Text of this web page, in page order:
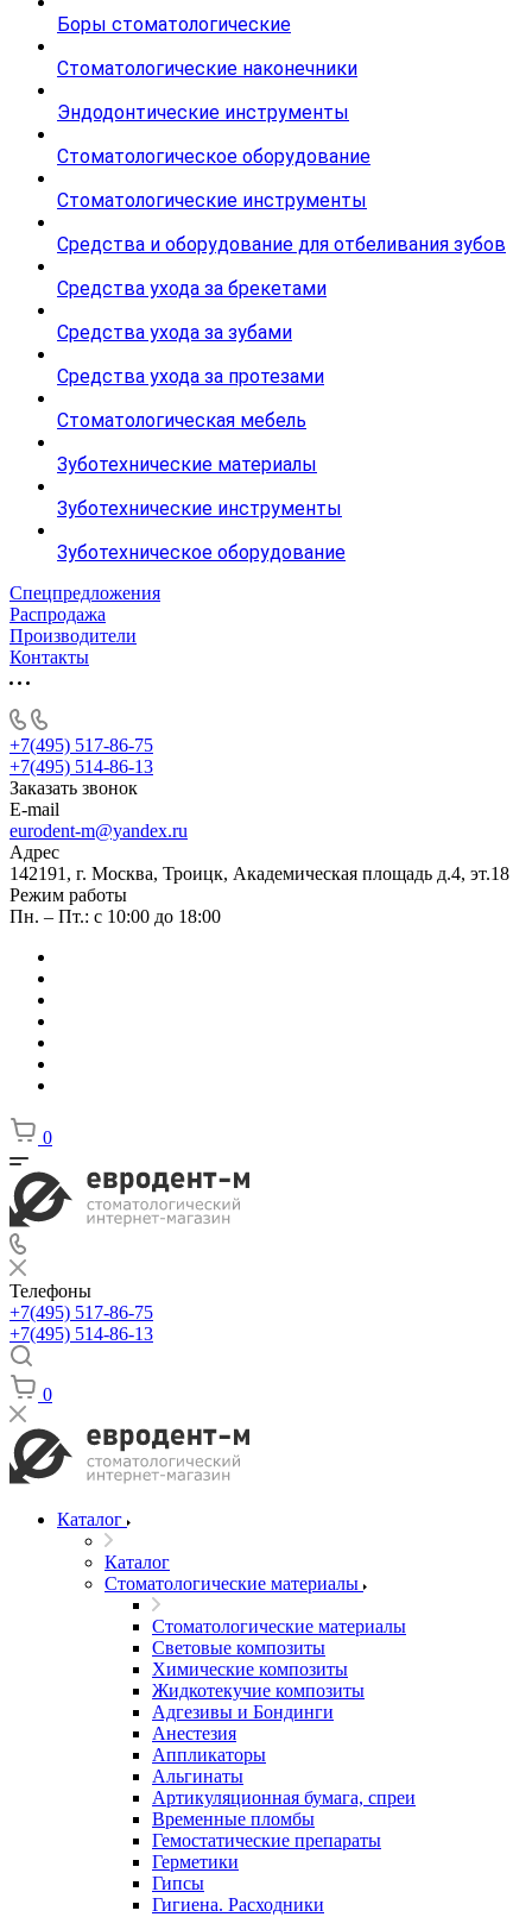
Боры стоматологические
Стоматологические наконечники
Эндодонтические инструменты
Стоматологическое оборудование
Стоматологические инструменты
Средства и оборудование для отбеливания зубов
Средства ухода за брекетами
Средства ухода за зубами
Средства ухода за протезами
Стоматологическая мебель
Зуботехнические материалы
Зуботехнические инструменты
Зуботехническое оборудование
Спецпредложения
Распродажа
Производители
Контакты
+7(495) 517-86-75
+7(495) 514-86-13
Заказать звонок
E-mail
eurodent-m@yandex.ru
Адрес
142191, г. Москва, Троицк, Академическая площадь д.4, эт.18
Режим работы
Пн. – Пт.: с 10:00 до 18:00
0
Телефоны
+7(495) 517-86-75
+7(495) 514-86-13
0
Каталог
Каталог
Стоматологические материалы
Стоматологические материалы
Световые композиты
Химические композиты
Жидкотекучие композиты
Адгезивы и Бондинги
Анестезия
Аппликаторы
Альгинаты
Артикуляционная бумага, спреи
Временные пломбы
Гемостатические препараты
Герметики
Гипсы
Гигиена. Расходники